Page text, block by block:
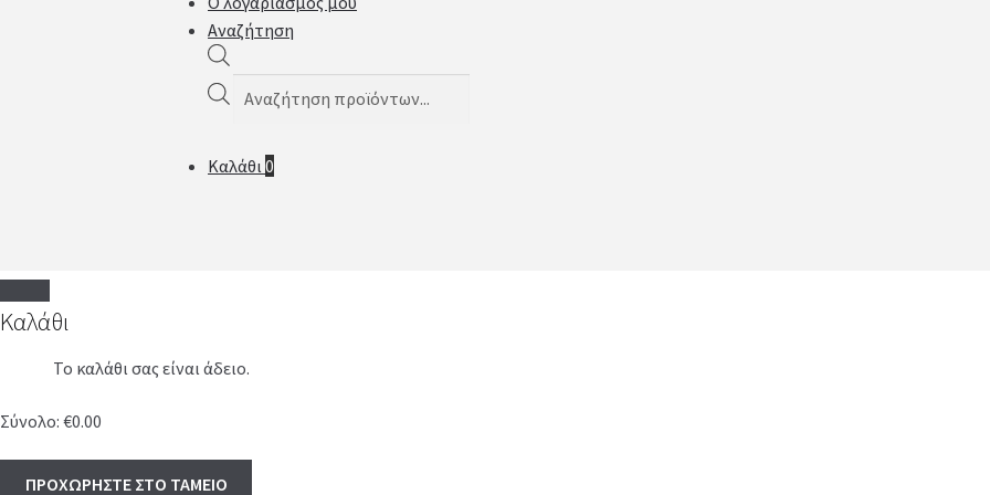
Αναζήτηση
Products
search
Καλάθι0
Καλάθι
Το καλάθι σας είναι άδειο.
Σύνολο: €0.00
ΠΡΟΧΩΡΗΣΤΕ ΣΤΟ ΤΑΜΕΙΟ